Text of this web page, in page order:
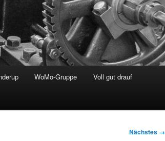
WoMo-Gruppe Voll gut drauf
Nächstes →